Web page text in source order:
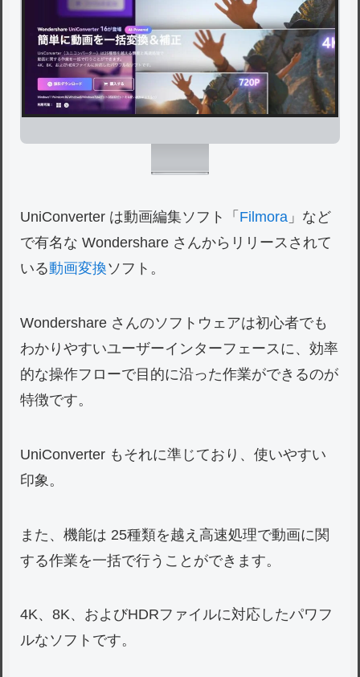
UniConverter は動画編集ソフト「 Filmora 」など
で有名な Wondershare さんからリリースされて
いる動画変換ソフト。
Wondershare さんのソフトウェアは初心者でも
わかりやすいユーザーインターフェースに、効率
的な操作フローで目的に沿った作業ができるのが
特徴です。
UniConverter もそれに準じており、使いやすい
印象。
また、機能は 25種類を越え高速処理で動画に関
する作業を一括で行うことができます。
4K、8K、およびHDRファイルに対応したパワフ
ルなソフトです。